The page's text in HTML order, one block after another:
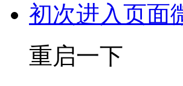
初次进入页面
重启一下